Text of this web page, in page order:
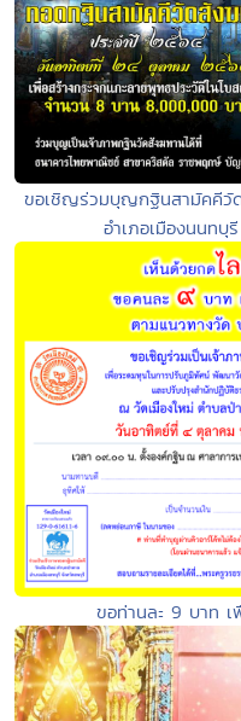
ขอเชิญร่วมบุญกฐินสามัคคีวั
อำเภอเมืองนนท
ขอท่านละ 9 บาท เ